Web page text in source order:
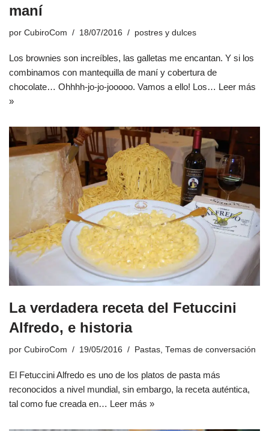
maní
por CubiroCom 18/07/2016 postres y dulces
Los brownies son increíbles, las galletas me encantan. Y si los
combinamos con mantequilla de maní y cobertura de
chocolate… Ohhhh-jo-jo-jooooo. Vamos a ello! Los… Leer más
»
La verdadera receta del Fetuccini
Alfredo, e historia
por CubiroCom 19/05/2016 Pastas, Temas de conversación
El Fetuccini Alfredo es uno de los platos de pasta más
reconocidos a nivel mundial, sin embargo, la receta auténtica,
tal como fue creada en… Leer más »